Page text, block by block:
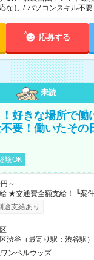
なし / パソコンスキル不要
応募する
未読
好きな場所で働
要！働いたその
験OK
～
★日払
定あり） ┗働いたその日に
日払い分を引き落とせます！ 【試用
途支給あり
渋谷（最寄り駅：渋谷駅）
ンベルウッズ